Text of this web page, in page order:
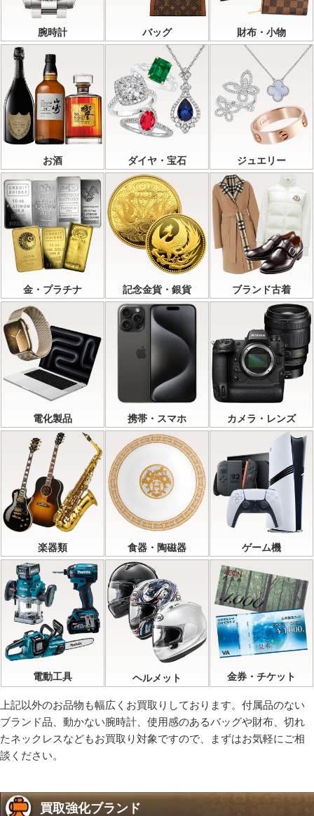
腕時計 バッグ 財布・小物
お酒 ダイヤ・宝石 ジュエリー
金・プラチナ 記念金貨・銀貨 ブランド古着
電化製品 携帯・スマホ カメラ・レンズ
楽器類 食器・陶磁器 ゲーム機
電動工具 ヘルメット 金券・チケット
上記以外のお品物も幅広くお買取りしております。付属品のない
ブランド品、動かない腕時計、使用感のあるバッグや財布、切れ
たネックレスなどもお買取り対象ですので、まずはお気軽にご相
談ください。
買取強化ブランド